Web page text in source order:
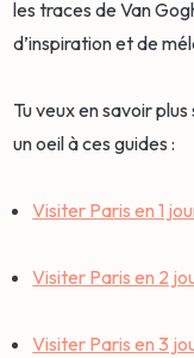
les traces de Van
d’inspiration et de
Tu veux en savoir
un oeil à ces guides :
Visiter Paris en 1
Visiter Paris en 2
Visiter Paris en 3